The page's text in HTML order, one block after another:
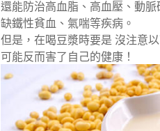
還能防治高血脂、高血壓、動脈
缺鐵性貧血、氣喘等疾病。
但是，在喝豆漿時要是 沒注意
可能反而害了自己的健康！